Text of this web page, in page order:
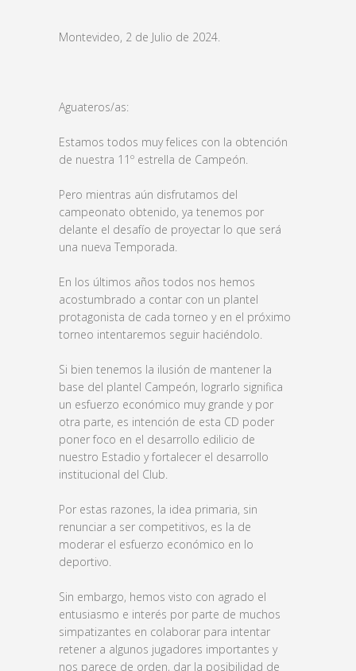
Montevideo, 2 de Julio de 2024.
Aguateros/as:
Estamos todos muy felices con la obtención
de nuestra 11º estrella de Campeón.
Pero mientras aún disfrutamos del
campeonato obtenido, ya tenemos por
delante el desafío de proyectar lo que será
una nueva Temporada.
En los últimos años todos nos hemos
acostumbrado a contar con un plantel
protagonista de cada torneo y en el próximo
torneo intentaremos seguir haciéndolo.
Si bien tenemos la ilusión de mantener la
base del plantel Campeón, lograrlo significa
un esfuerzo económico muy grande y por
otra parte, es intención de esta CD poder
poner foco en el desarrollo edilicio de
nuestro Estadio y fortalecer el desarrollo
institucional del Club.
Por estas razones, la idea primaria, sin
renunciar a ser competitivos, es la de
moderar el esfuerzo económico en lo
deportivo.
Sin embargo, hemos visto con agrado el
entusiasmo e interés por parte de muchos
simpatizantes en colaborar para intentar
retener a algunos jugadores importantes y
nos parece de orden, dar la posibilidad de